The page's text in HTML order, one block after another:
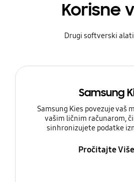
Korisne
Drugi softverski
Samsung
Samsung Kies povezuje vaš
vašim ličnim računarom,
sinhronizujete podatke
Pročitajte Više